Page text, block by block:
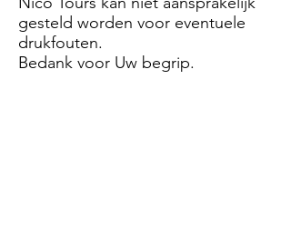
gesteld worden voor eventuele
drukfouten.
Bedank voor Uw begrip.